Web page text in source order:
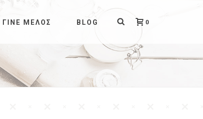
ΓΊΝΕ ΜΈΛΟΣ BLOG 0